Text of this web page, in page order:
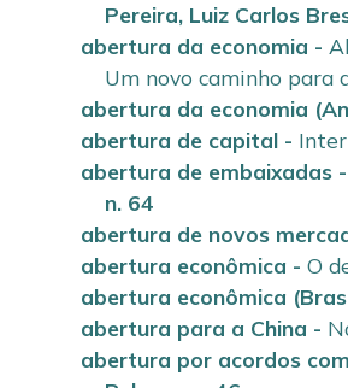
Pereira, Luiz Carlos
abertura da economia -
Um novo caminho para
abertura da economia
abertura de capital -
abertura de embaixadas
n. 64
abertura de novos
abertura econômica -O
abertura econômica
abertura para a China -
abertura por acordos